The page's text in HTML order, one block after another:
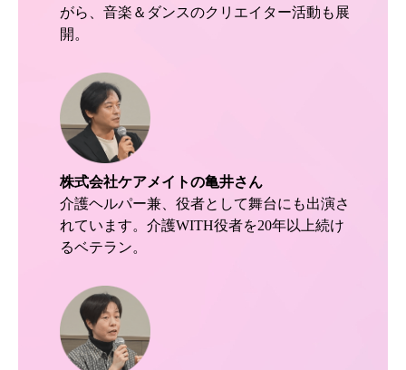
がら、音楽＆ダンスのクリエイター活動も展
開。
株式会社ケアメイトの亀井さん
介護ヘルパー兼、役者として舞台にも出演さ
れています。介護WITH役者を20年以上続け
るベテラン。